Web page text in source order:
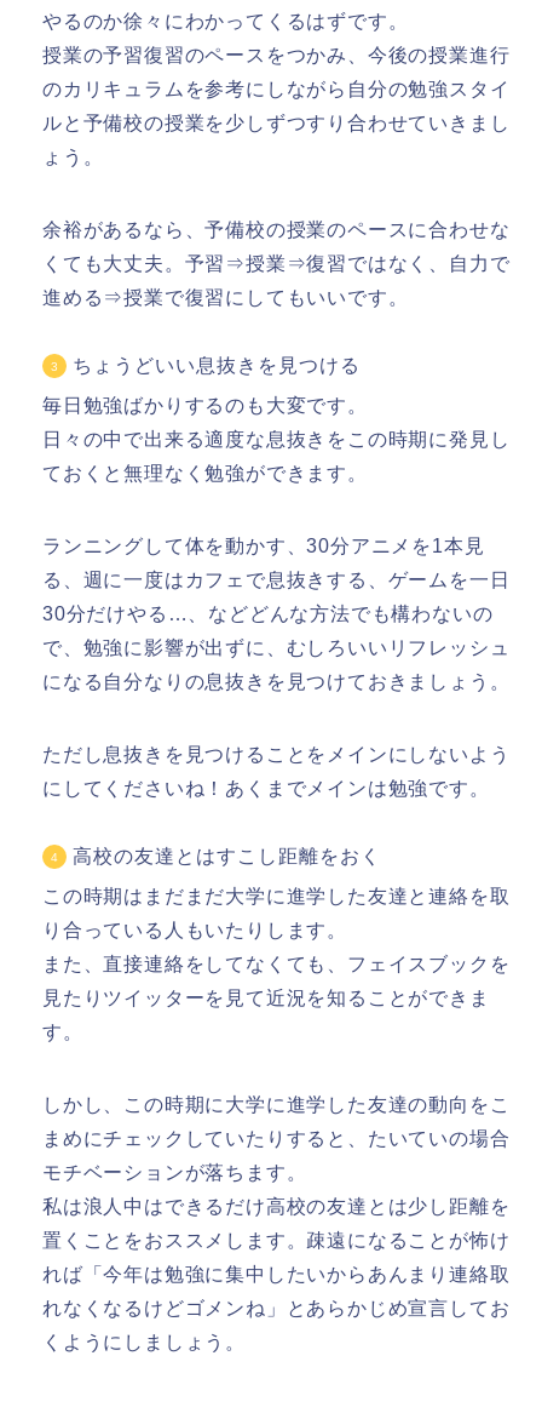
やるのか徐々にわかってくるはずです。
授業の予習復習のペースをつかみ、今後の授業進行
のカリキュラムを参考にしながら 自分の勉強スタイ
ルと予備校の授業を少しずつすり合わせていきまし
ょう。
余裕があるなら、予備校の授業のペースに合わせな
くても大丈夫。予習⇒授業⇒復習ではなく、自力で
進める⇒授業で復習にしてもいいです。
ちょうどいい息抜きを見つける
毎日勉強ばかりするのも大変です。
日々の中で出来る適度な息抜き をこの時期に発見し
ておくと無理なく勉強ができます。
ランニングして体を動かす、30分アニメを1本見
る、週に一度はカフェで息抜きする、ゲームを一日
30分だけやる…、などどんな方法でも構わないの
で、勉強に影響が出ずに、むしろいいリフレッシュ
になる自分なりの息抜きを見つけておきましょう。
ただし息抜きを見つけることをメインにしないよう
にしてくださいね！あくまでメインは勉強です。
高校の友達とはすこし距離をおく
この時期はまだまだ大学に進学した友達と連絡を取
り合っている人もいたりします。
また、直接連絡をしてなくても、フェイスブックを
見たりツイッターを見て近況を知ることができま
す。
しかし、
この時期に大学に進学した友達の動向をこ
まめにチェックしていたりすると、たいていの場合
モチベーションが落ちます。
私は浪人中はできるだけ高校の友達とは少し距離を
置くことをおススメします。疎遠になることが怖け
れば「今年は勉強に集中したいからあんまり連絡取
れなくなるけどゴメンね」とあらかじめ宣言してお
くようにしましょう。